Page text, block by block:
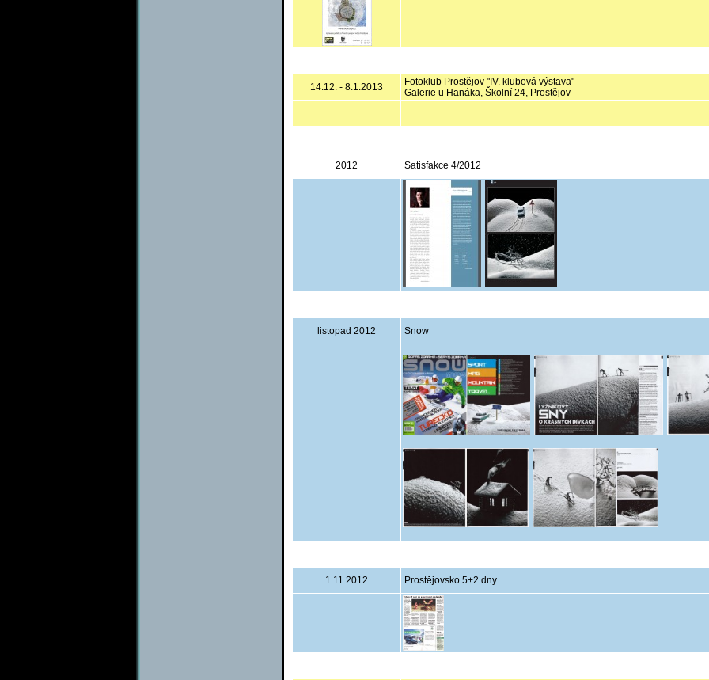
14.12. - 8.1.2013
Fotoklub Prostějov "IV. klubová výstava"
Galerie u Hanáka, Školní 24, Prostějov
2012 Satisfakce 4/2012
listopad 2012 Snow
1.11.2012 Prostějovsko 5+2 dny